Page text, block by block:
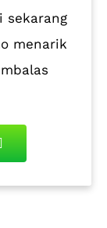
sekarang
menarik